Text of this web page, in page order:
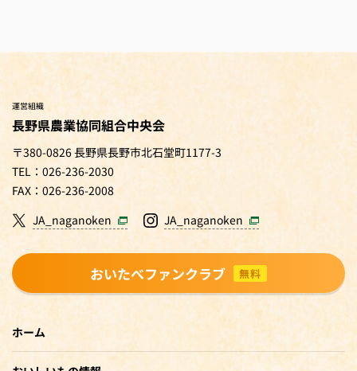
運営組織
長野県農業協同組合中央会
〒380-0826 長野県長野市北石堂町1177-3
TEL：026-236-2030
FAX：026-236-2008
JA_naganoken
JA_naganoken
おいたべファンクラブ 無料
ホーム